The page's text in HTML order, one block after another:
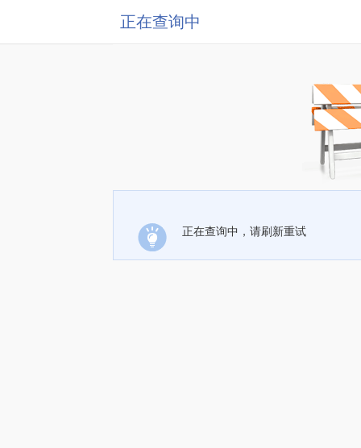
正在查询中
正在查询中，请刷新重试